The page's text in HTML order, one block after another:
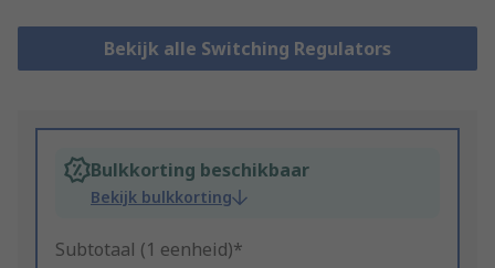
Bekijk alle Switching Regulators
Bulkkorting beschikbaar
Bekijk bulkkorting
Subtotaal (1 eenheid)*